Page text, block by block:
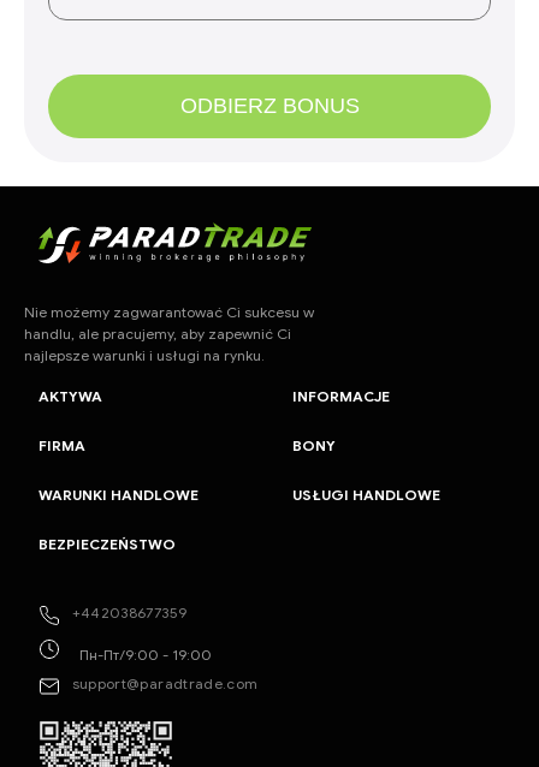
ODBIERZ BONUS
Nie możemy zagwarantować Ci sukcesu w
handlu, ale pracujemy, aby zapewnić Ci
najlepsze warunki i usługi na rynku.
+442038677359
Пн-Пт/9:00 - 19:00
support@paradtrade.com
AKTYWA INFORMACJE
FIRMA BONY
WARUNKI HANDLOWE USŁUGI HANDLOWE
BEZPIECZEŃSTWO